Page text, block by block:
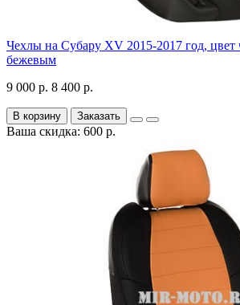
Чехлы на Субару XV 2015-2017 год, цвет
бежевым
9 000 р. 8 400 р.
В корзину Заказать
Ваша скидка: 600 р.